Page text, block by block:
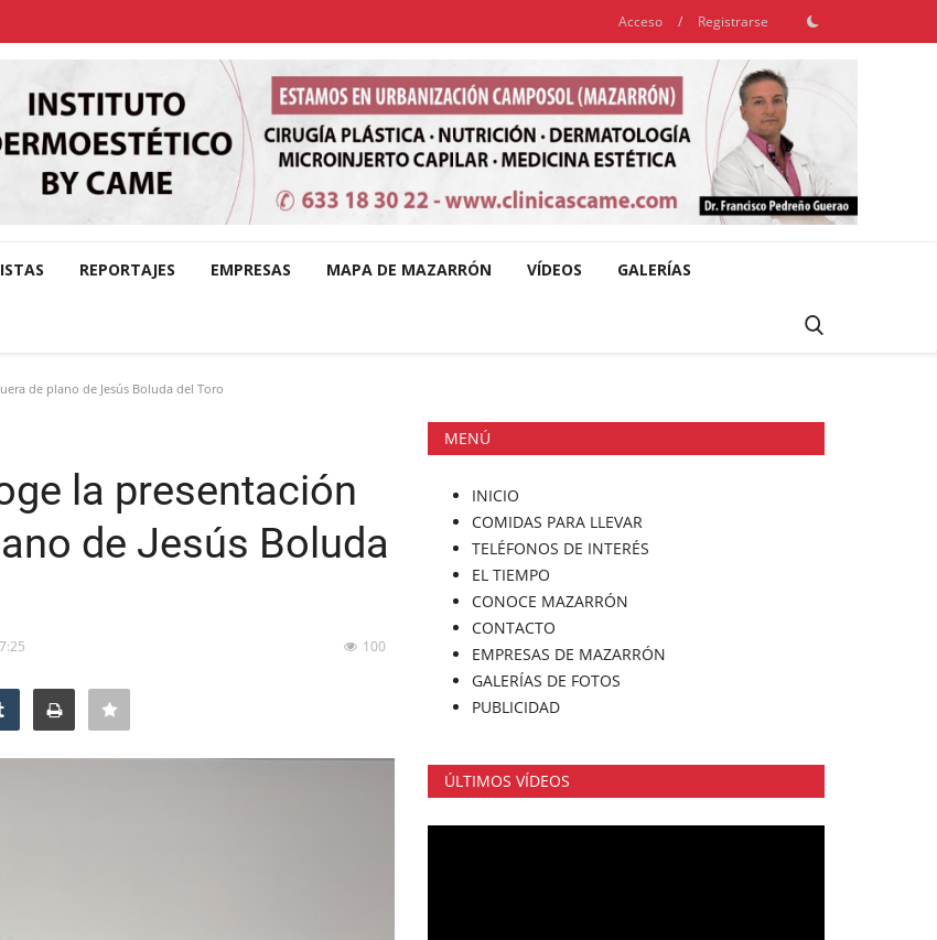
Acceso / Registrarse
REPORTAJES EMPRESAS MAPA DE MAZARRÓN VÍDEOS GALERÍAS
de plano de Jesús Boluda del Toro
la presentación
de Jesús Boluda
100
MENÚ
INICIO
COMIDAS PARA LLEVAR
TELÉFONOS DE INTERÉS
EL TIEMPO
CONOCE MAZARRÓN
CONTACTO
EMPRESAS DE MAZARRÓN
GALERÍAS DE FOTOS
PUBLICIDAD
ÚLTIMOS VÍDEOS